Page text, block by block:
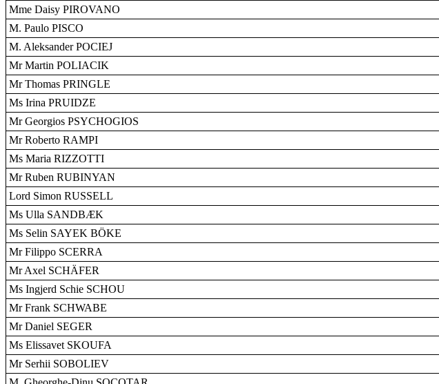
Mme Daisy PIROVANO
M. Paulo PISCO
M. Aleksander POCIEJ
Mr Martin POLIACIK
Mr Thomas PRINGLE
Ms Irina PRUIDZE
Mr Georgios PSYCHOGIOS
Mr Roberto RAMPI
Ms Maria RIZZOTTI
Mr Ruben RUBINYAN
Lord Simon RUSSELL
Ms Ulla SANDBÆK
Ms Selin SAYEK BÖKE
Mr Filippo SCERRA
Mr Axel SCHÄFER
Ms Ingjerd Schie SCHOU
Mr Frank SCHWABE
Mr Daniel SEGER
Ms Elissavet SKOUFA
Mr Serhii SOBOLIEV